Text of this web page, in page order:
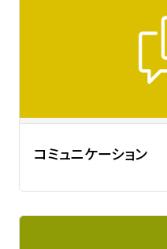
コミュニケーション